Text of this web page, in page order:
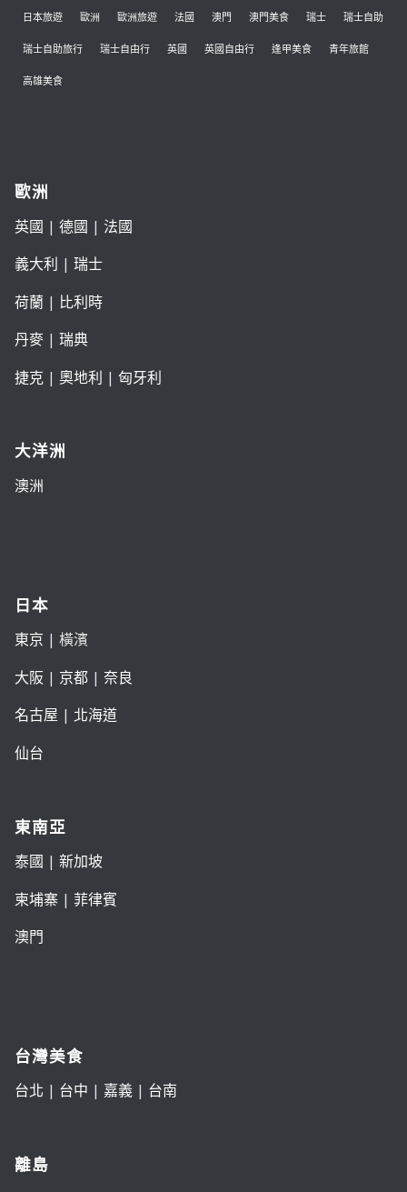
日本旅遊 歐洲 歐洲旅遊 法國 澳門 澳門美食 瑞士 瑞士自助
瑞士自助旅行 瑞士自由行 英國 英國自由行 逢甲美食 青年旅館
高雄美食
歐洲
英國 | 德國 | 法國
義大利 | 瑞士
荷蘭| 比利時
丹麥| 瑞典
捷克| 奧地利 | 匈牙利
大洋洲
澳洲
日本
東京 | 橫濱
大阪 | 京都| 奈良
名古屋 | 北海道
仙台
東南亞
泰國 | 新加坡
柬埔寨 | 菲律賓
澳門
台灣美食
台北 | 台中 | 嘉義| 台南
離島